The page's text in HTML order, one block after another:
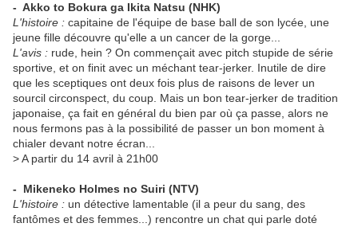
- Akko to Bokura ga Ikita Natsu (NHK)
L'histoire : capitaine de l'équipe de base ball de son lycée, une
jeune fille découvre qu'elle a un cancer de la gorge...
L'avis : rude, hein ? On commençait avec pitch stupide de série
sportive, et on finit avec un méchant tear-jerker. Inutile de dire
que les sceptiques ont deux fois plus de raisons de lever un
sourcil circonspect, du coup. Mais un bon tear-jerker de tradition
japonaise, ça fait en général du bien par où ça passe, alors ne
nous fermons pas à la possibilité de passer un bon moment à
chialer devant notre écran...
> A partir du 14 avril à 21h00
- Mikeneko Holmes no Suiri (NTV)
L'histoire : un détective lamentable (il a peur du sang, des
fantômes et des femmes...) rencontre un chat qui parle doté